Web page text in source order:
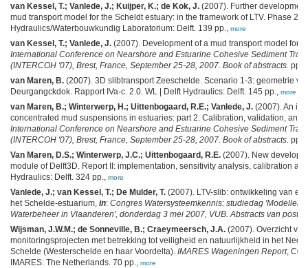
van Kessel, T.; Vanlede, J.; Kuijper, K.; de Kok, J. (2007). Further
mud transport model for the Scheldt estuary: in the framework of LTV. Phase 2.
Hydraulics/Waterbouwkundig Laboratorium: Delft. 139 pp., more
van Kessel, T.; Vanlede, J. (2007). Development of a mud transport model for
International Conference on Nearshore and Estuarine Cohesive Sediment
(INTERCOH '07), Brest, France, September 25-28, 2007. Book of abstracts. pp.
van Maren, B. (2007). 3D slibtransport Zeeschelde. Scenario 1-3: geometrie
Deurgangckdok. Rapport IVa-c. 2.0. WL | Delft Hydraulics: Delft. 145 pp., more
van Maren, B.; Winterwerp, H.; Uittenbogaard, R.E.; Vanlede, J. (2007). An
concentrated mud suspensions in estuaries: part 2. Calibration, validation, and
International Conference on Nearshore and Estuarine Cohesive Sediment
(INTERCOH '07), Brest, France, September 25-28, 2007. Book of abstracts. pp.
Van Maren, D.S.; Winterwerp, J.C.; Uittenbogaard, R.E. (2007). New
module of Delft3D. Report II: implementation, sensitivity analysis, calibration
Hydraulics: Delft. 324 pp., more
Vanlede, J.; van Kessel, T.; De Mulder, T. (2007). LTV-slib: ontwikkeling van
het Schelde-estuarium, in: Congres Watersysteemkennis: studiedag 'Modellen
Waterbeheer in Vlaanderen', donderdag 3 mei 2007, VUB. Abstracts van
Wijsman, J.W.M.; de Sonneville, B.; Craeymeersch, J.A. (2007). Overzicht
monitoringsprojecten met betrekking tot veiligheid en natuurlijkheid in het
Schelde (Westerschelde en haar Voordelta). IMARES Wageningen Report,
IMARES: The Netherlands. 70 pp., more